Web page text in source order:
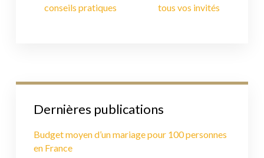
conseils pratiques
tous vos invités
Dernières publications
Budget moyen d’un mariage pour 100 personnes
en France